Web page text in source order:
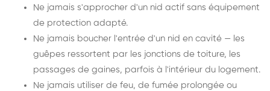
Ne jamais s'approcher d'un nid actif sans équipement
de protection adapté.
Ne jamais boucher l'entrée d'un nid en cavité — les
guêpes ressortent par les jonctions de toiture, les
passages de gaines, parfois à l'intérieur du logement.
Ne jamais utiliser de feu, de fumée prolongée ou